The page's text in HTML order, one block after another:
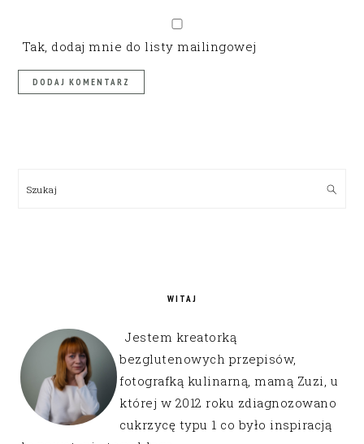
Tak, dodaj mnie do listy mailingowej
Szukaj
WITAJ
Jestem kreatorką
bezglutenowych przepisów,
fotografką kulinarną, mamą Zuzi, u
której w 2012 roku zdiagnozowano
cukrzycę typu 1 co było inspiracją